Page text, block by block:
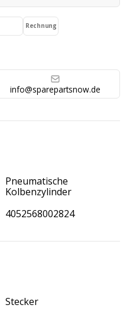
Stecker
Rechnung
info@sparepartsnow.de
Pneumatische
Kolbenzylinder
4052568002824